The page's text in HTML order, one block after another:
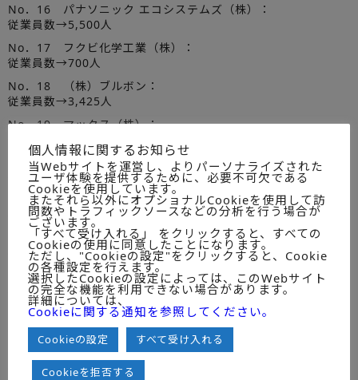
No．16 パナソニック エコシステムズ（株）：
従業員数→5,500人
No．17 フクビ化学工業（株）：
従業員数→700人
No．18 （株）ブルボン：
従業員数→3,425人
No．19 マックス（株）：
No．20 （株）マンダム：
従業員数→600人
No．21 （株）森精機製作所：
従業員数→2,920人
No．22 （株）安川電機：
従業員数→2,778人
No．23 ヤマザキマザック（株）：
従業員数→3,000人
No．24 ヤマハ（株）：
従業員数→6,000人
No．25 雪印乳業（株）：
従業員数→1,400人
個人情報に関するお知らせ
当Webサイトを運営し、よりパーソナライズされた
ユーザ体験を提供するために、必要不可欠である
Cookieを使用しています。
またそれら以外にオプショナルCookieを使用して訪
問数やトラフィックソースなどの分析を行う場合が
ございます。
「すべて受け入れる」 をクリックすると、すべての
Cookieの使用に同意したことになります。
ただし、"Cookieの設定"をクリックすると、Cookie
の各種設定を行えます。
選択したCookieの設定によっては、このWebサイト
の完全な機能を利用できない場合があります。
詳細については、
Cookieに関する通知を参照してください。
Cookieの設定 すべて受け入れる
Cookieを拒否する